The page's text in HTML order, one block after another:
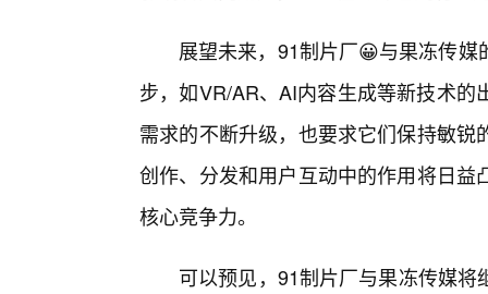
展望未来，91制片厂😀与果冻传
步，如VR/AR、AI内容生成等新技术
需求的不断升级，也要求它们保持敏
创作、分发和用户互动中的作用将日
核心竞争力。
可以预见，91制片厂与果冻传媒